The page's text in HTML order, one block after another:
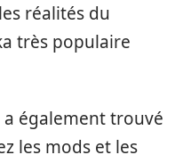
réalités du
très populaire
a également trouvé
les mods et les